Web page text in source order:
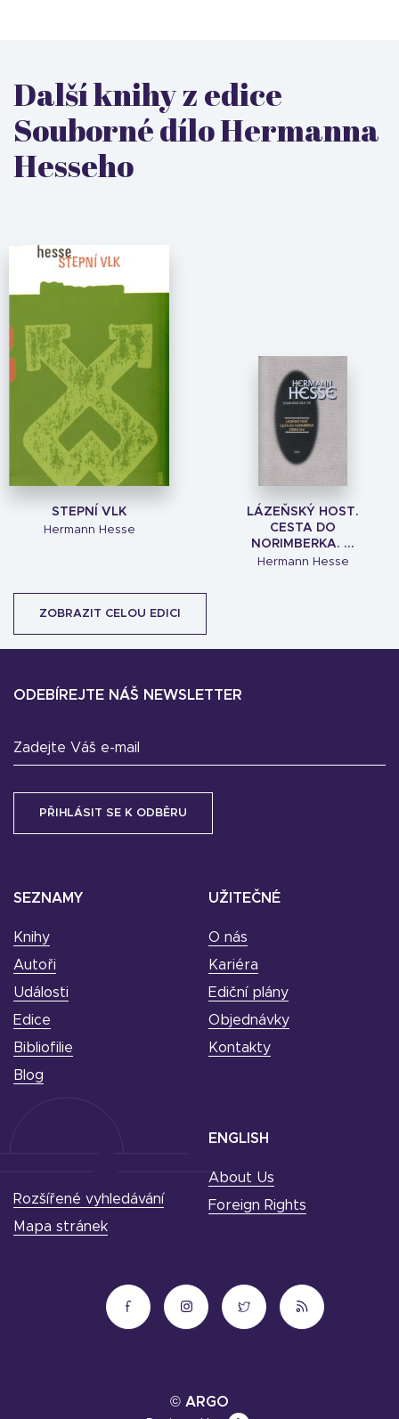
Další knihy z edice
Souborné dílo Hermanna
Hesseho
STEPNÍ VLK
Hermann Hesse
LÁZEŇSKÝ HOST.
CESTA DO
NORIMBERKA. ...
Hermann Hesse
ZOBRAZIT CELOU EDICI
SEZNAMY
Knihy
Autoři
Události
Edice
Bibliofilie
Blog
UŽITEČNÉ
O nás
Kariéra
Ediční plány
Objednávky
Kontakty
ODEBÍREJTE NÁŠ NEWSLETTER
Zadejte Váš e-mail
ENGLISH
About Us
Foreign Rights
Rozšířené vyhledávání
Mapa stránek
© ARGO